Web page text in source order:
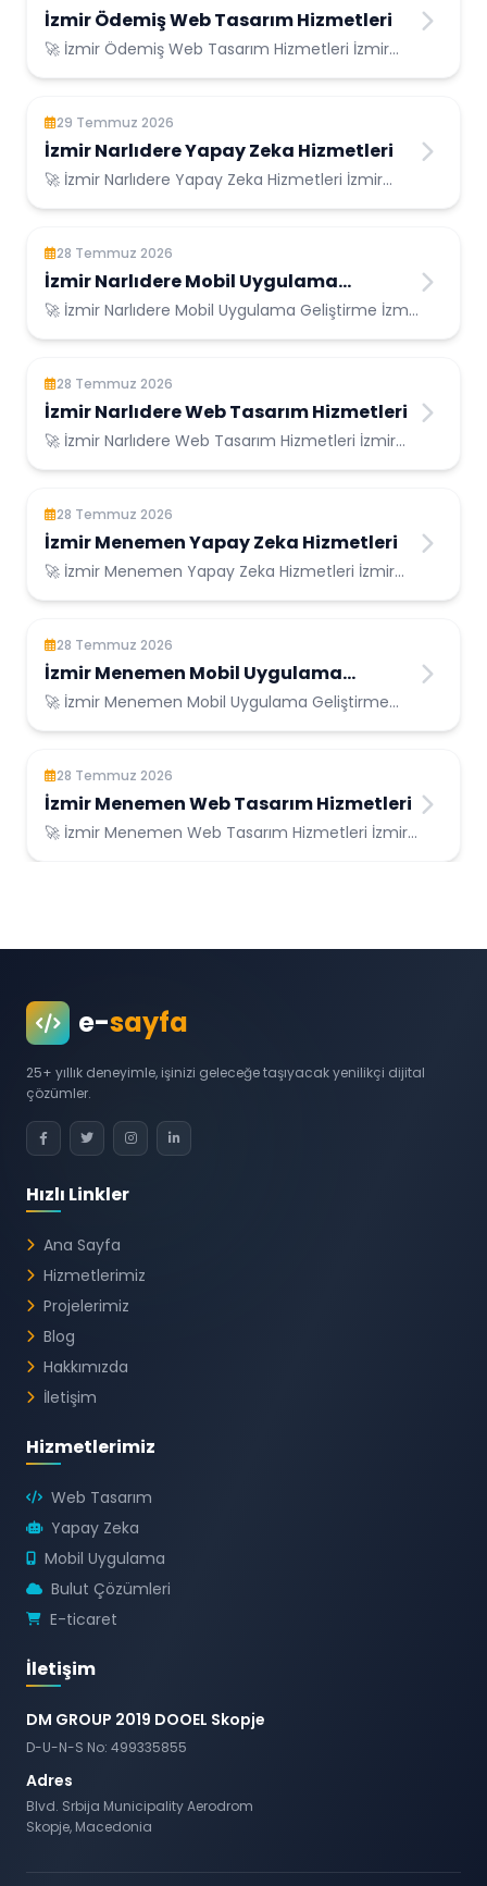
İzmir Ödemiş Web Tasarım Hizmetleri
🚀 İzmir Ödemiş Web Tasarım Hizmetleri İzmir
29 Temmuz 2026
İzmir Narlıdere Yapay Zeka Hizmetleri
🚀 İzmir Narlıdere Yapay Zeka Hizmetleri İzmir
28 Temmuz 2026
İzmir Narlıdere Mobil Uygulama
Geliştirme
🚀 İzmir Narlıdere Mobil Uygulama Geliştirme İzmir
28 Temmuz 2026
İzmir Narlıdere Web Tasarım Hizmetleri
🚀 İzmir Narlıdere Web Tasarım Hizmetleri İzmir
28 Temmuz 2026
İzmir Menemen Yapay Zeka Hizmetleri
🚀 İzmir Menemen Yapay Zeka Hizmetleri İzmir
28 Temmuz 2026
İzmir Menemen Mobil Uygulama
Geliştirme
🚀 İzmir Menemen Mobil Uygulama Geliştirme
28 Temmuz 2026
İzmir Menemen Web Tasarım Hizmetleri
🚀 İzmir Menemen Web Tasarım Hizmetleri İzmir
e-sayfa
25+ yıllık deneyimle, işinizi geleceğe taşıyacak yenilikçi dijital
çözümler.
Hızlı Linkler
Ana Sayfa
Hizmetlerimiz
Projelerimiz
Blog
Hakkımızda
İletişim
Hizmetlerimiz
Web Tasarım
Yapay Zeka
Mobil Uygulama
Bulut Çözümleri
E-ticaret
İletişim
DM GROUP 2019 DOOEL Skopje
D-U-N-S No: 499335855
Adres
Blvd. Srbija Municipality Aerodrom
Skopje, Macedonia